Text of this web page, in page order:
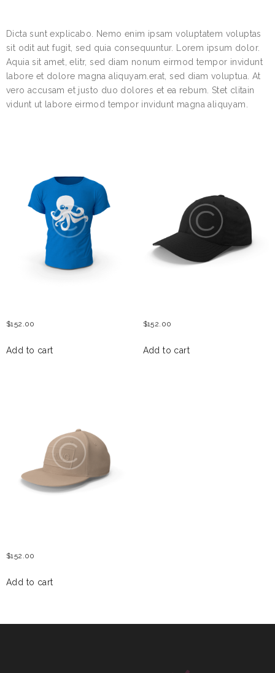
Dicta sunt explicabo. Nemo enim ipsam voluptatem voluptas
sit odit aut fugit, sed quia consequuntur. Lorem ipsum dolor.
Aquia sit amet, elitr, sed diam nonum eirmod tempor invidunt
labore et dolore magna aliquyam.erat, sed diam voluptua. At
vero accusam et justo duo dolores et ea rebum. Stet clitain
vidunt ut labore eirmod tempor invidunt magna aliquyam.
$152.00
Add to cart
$152.00
Add to cart
$152.00
Add to cart